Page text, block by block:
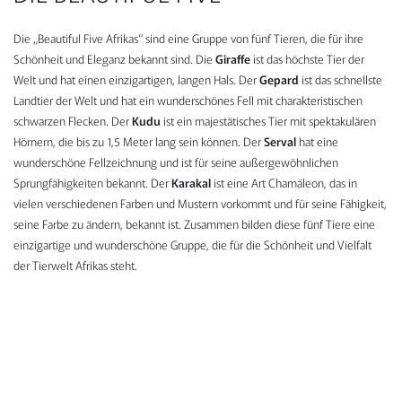
Die „Beautiful Five Afrikas“ sind eine Gruppe von fünf Tieren, die für ihre
Schönheit und Eleganz bekannt sind. Die Giraffe ist das höchste Tier der
Welt und hat einen einzigartigen, langen Hals. DerGepard ist das schnellste
Landtier der Welt und hat ein wunderschönes Fell mit charakteristischen
schwarzen Flecken. DerKudu ist ein majestätisches Tier mit spektakulären
Hörnern, die bis zu 1,5 Meter lang sein können. DerServal hat eine
wunderschöne Fellzeichnung und ist für seine außergewöhnlichen
Sprungfähigkeiten bekannt. DerKarakal ist eine Art Chamäleon, das in
vielen verschiedenen Farben und Mustern vorkommt und für seine Fähigkeit,
seine Farbe zu ändern, bekannt ist. Zusammen bilden diese fünf Tiere eine
einzigartige und wunderschöne Gruppe, die für die Schönheit und Vielfalt
der Tierwelt Afrikas steht.